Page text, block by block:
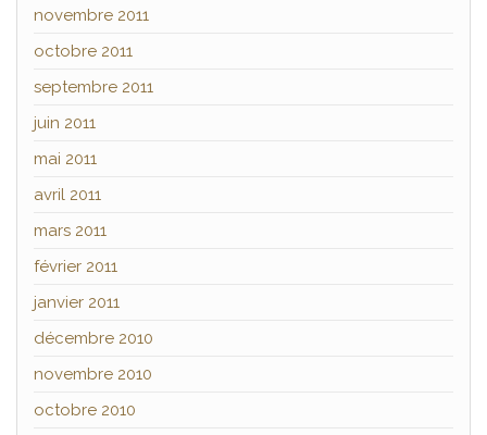
novembre 2011
octobre 2011
septembre 2011
juin 2011
mai 2011
avril 2011
mars 2011
février 2011
janvier 2011
décembre 2010
novembre 2010
octobre 2010